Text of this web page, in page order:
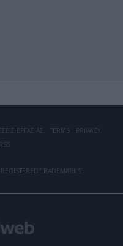
ΕΡΓΑΣΙΑΣ TERMS
PRIVACY
RSS
TRADEMARKS